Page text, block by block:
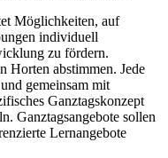
Möglichkeiten, auf
individuell
zu fördern.
Horten abstimmen. Jede
gemeinsam mit
Ganztagskonzept
Ganztagsangebote sollen
Lernangebote